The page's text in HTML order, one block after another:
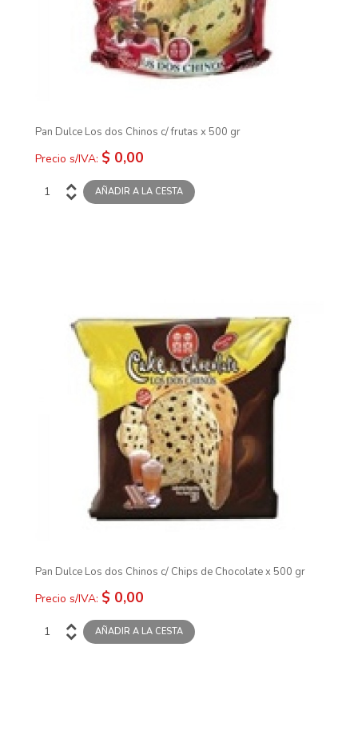
Pan Dulce Los dos Chinos c/ frutas x 500 gr
Precio s/IVA: $ 0,00
Pan Dulce Los dos Chinos c/ Chips de Chocolate x 500 gr
Precio s/IVA: $ 0,00